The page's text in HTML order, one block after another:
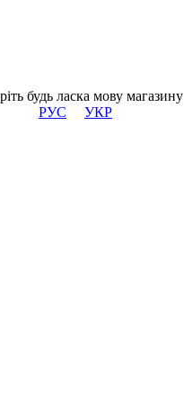
будь ласка мову магазину
РУС
УКР